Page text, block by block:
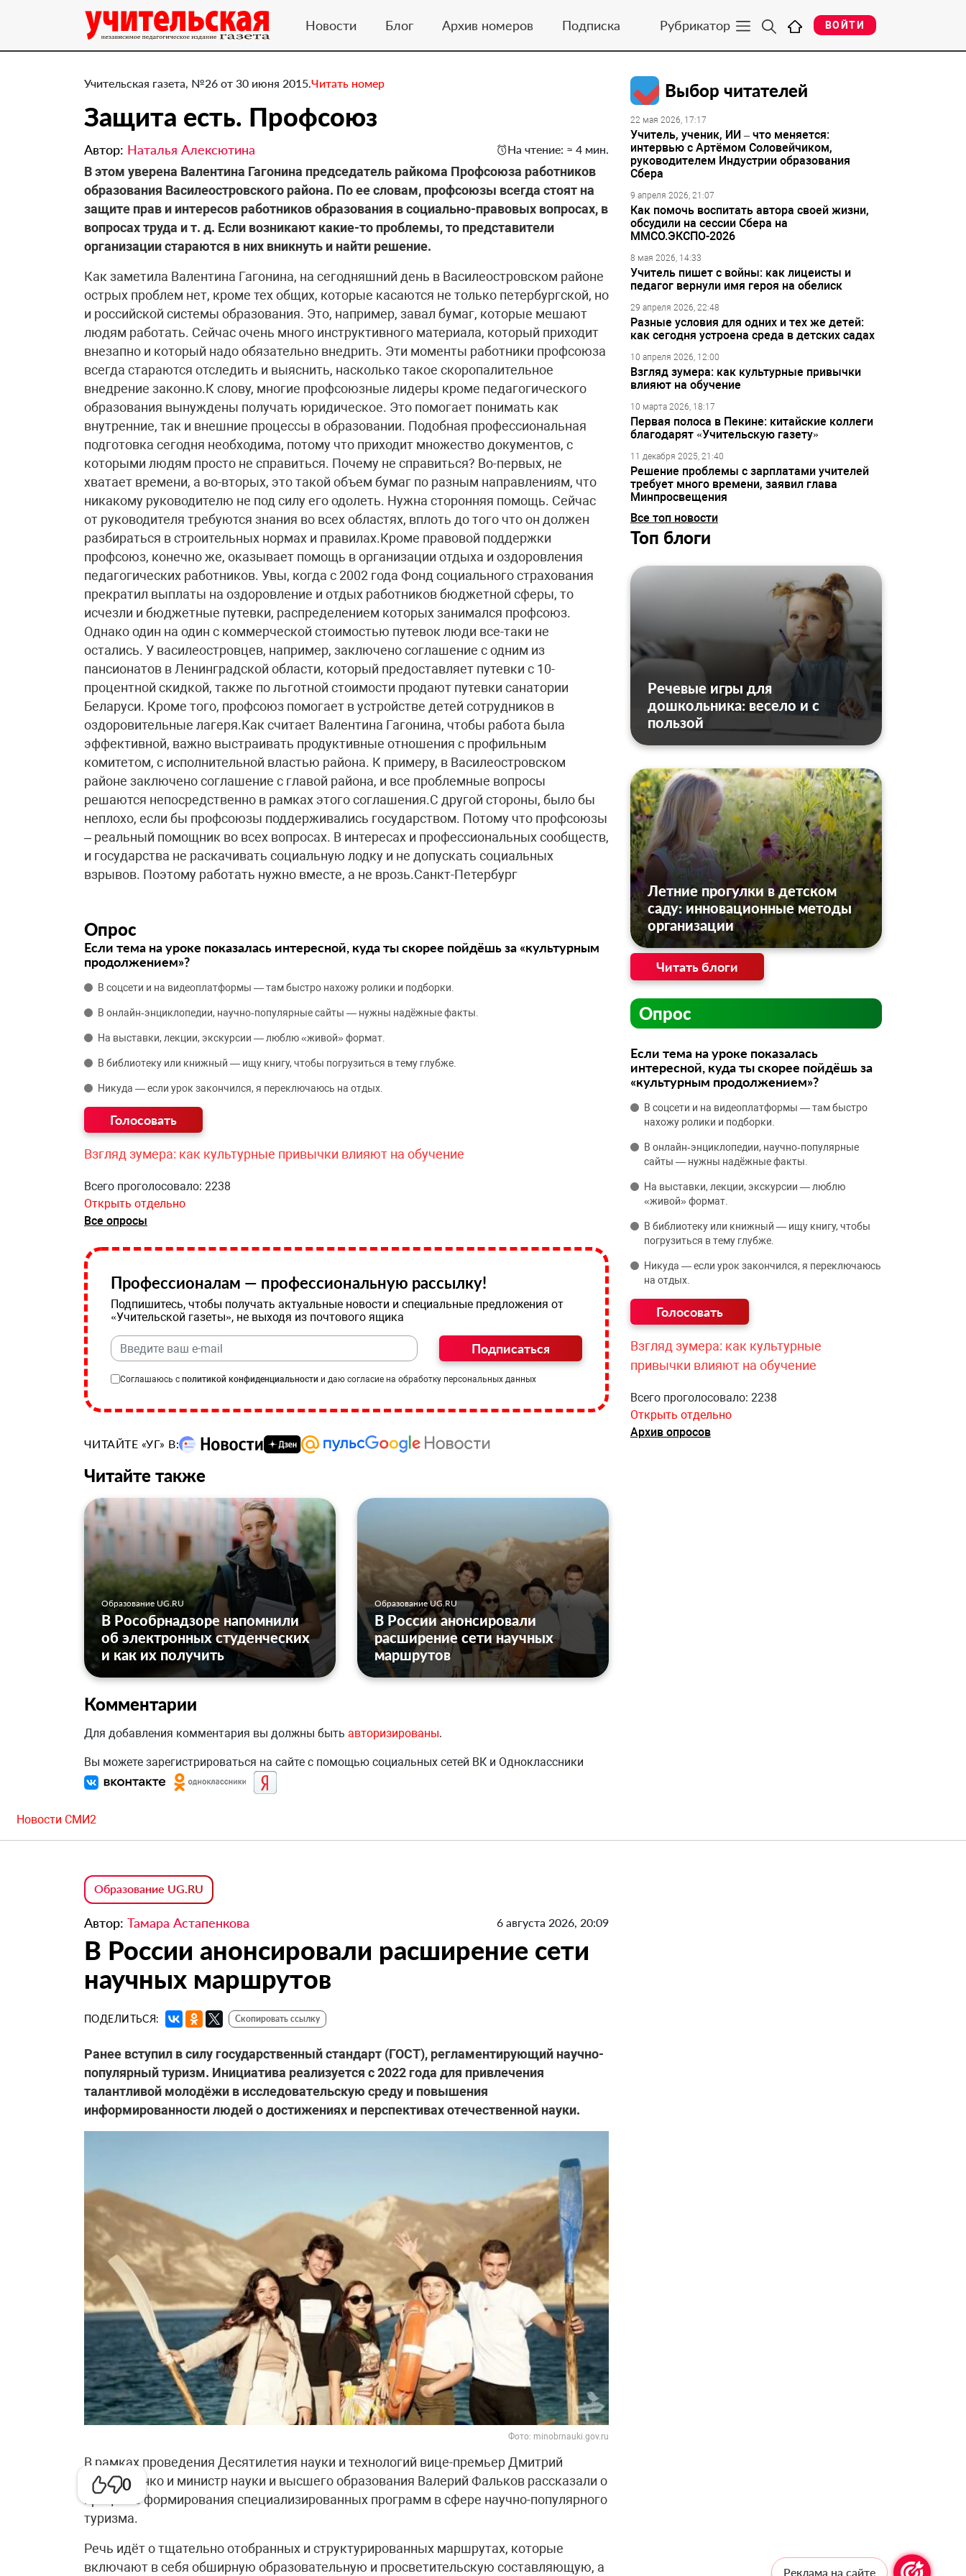
Новости Блог Архив номеров Подписка Рубрикатор ВОЙТИ
0
Учительская газета, №26 от 30 июня 2015.Читать номер
Защита есть. ​Профсоюз
Автор: Наталья Алексютина На чтение: ≈ 4 мин.
В этом уверена Валентина Гагонина председатель райкома Профсоюза работников
образования Василеостровского района. По ее словам, профсоюзы всегда стоят на
защите прав и интересов работников образования в социально-правовых вопросах, в
вопросах труда и т. д. Если возникают какие-то проблемы, то представители
организации стараются в них вникнуть и найти решение.
Как заметила Валентина Гагонина, на сегодняшний день в Василеостровском районе
острых проблем нет, кроме тех общих, которые касаются не только петербургской, но
и российской системы образования. Это, например, завал бумаг, которые мешают
людям работать. Сейчас очень много инструктивного материала, который приходит
внезапно и который надо обязательно внедрить. Эти моменты работники профсоюза
всегда стараются отследить и выяснить, насколько такое скоропалительное
внедрение законно.К слову, многие профсоюзные лидеры кроме педагогического
образования вынуждены получать юридическое. Это помогает понимать как
внутренние, так и внешние процессы в образовании. Подобная профессиональная
подготовка сегодня необходима, потому что приходит множество документов, с
которыми людям просто не справиться. Почему не справиться? Во-первых, не
хватает времени, а во-вторых, это такой объем бумаг по разным направлениям, что
никакому руководителю не под силу его одолеть. Нужна сторонняя помощь. Сейчас
от руководителя требуются знания во всех областях, вплоть до того что он должен
разбираться в строительных нормах и правилах.Кроме правовой поддержки
профсоюз, конечно же, оказывает помощь в организации отдыха и оздоровления
педагогических работников. Увы, когда с 2002 года Фонд социального страхования
прекратил выплаты на оздоровление и отдых работников бюджетной сферы, то
исчезли и бюджетные путевки, распределением которых занимался профсоюз.
Однако один на один с коммерческой стоимостью путевок люди все-таки не
остались. У василеостровцев, например, заключено соглашение с одним из
пансионатов в Ленинградской области, который предоставляет путевки с 10-
процентной скидкой, также по льготной стоимости продают путевки санатории
Беларуси. Кроме того, профсоюз помогает в устройстве детей сотрудников в
оздоровительные лагеря.Как считает Валентина Гагонина, чтобы работа была
эффективной, важно выстраивать продуктивные отношения с профильным
комитетом, с исполнительной властью района. К примеру, в Василеостровском
районе заключено соглашение с главой района, и все проблемные вопросы
решаются непосредственно в рамках этого соглашения.С другой стороны, было бы
неплохо, если бы профсоюзы поддерживались государством. Потому что профсоюзы
– реальный помощник во всех вопросах. В интересах и профессиональных сообществ,
и государства не раскачивать социальную лодку и не допускать социальных
взрывов. Поэтому работать нужно вместе, а не врозь.Санкт-Петербург
Опрос
Если тема на уроке показалась интересной, куда ты скорее пойдёшь за «культурным
продолжением»?
В соцсети и на видеоплатформы — там быстро нахожу ролики и подборки.
В онлайн‑энциклопедии, научно‑популярные сайты — нужны надёжные факты.
На выставки, лекции, экскурсии — люблю «живой» формат.
В библиотеку или книжный — ищу книгу, чтобы погрузиться в тему глубже.
Никуда — если урок закончился, я переключаюсь на отдых.
Взгляд зумера: как культурные привычки влияют на обучение
Всего проголосовало: 2238
Открыть отдельно
Все опросы
Профессионалам — профессиональную рассылку!
Подпишитесь, чтобы получать актуальные новости и специальные предложения от
«Учительской газеты», не выходя из почтового ящика
Подписаться
Соглашаюсь с политикой конфиденциальности и даю согласие на обработку персональных данных
ЧИТАЙТЕ «УГ» В:
Читайте также
Образование UG.RU
В Рособрнадзоре напомнили
об электронных студенческих
и как их получить
Образование UG.RU
В России анонсировали
расширение сети научных
маршрутов
Комментарии
Для добавления комментария вы должны быть авторизированы.
Вы можете зарегистрироваться на сайте с помощью социальных сетей ВК и Одноклассники
Выбор читателей
22 мая 2026, 17:17
Учитель, ученик, ИИ – что меняется:
интервью с Артёмом Соловейчиком,
руководителем Индустрии образования
Сбера
9 апреля 2026, 21:07
Как помочь воспитать автора своей жизни,
обсудили на сессии Сбера на
ММСО.ЭКСПО-2026
8 мая 2026, 14:33
Учитель пишет с войны: как лицеисты и
педагог вернули имя героя на обелиск
29 апреля 2026, 22:48
Разные условия для одних и тех же детей:
как сегодня устроена среда в детских садах
10 апреля 2026, 12:00
Взгляд зумера: как культурные привычки
влияют на обучение
10 марта 2026, 18:17
Первая полоса в Пекине: китайские коллеги
благодарят «Учительскую газету»
11 декабря 2025, 21:40
Решение проблемы с зарплатами учителей
требует много времени, заявил глава
Минпросвещения
Все топ новости
Топ блоги
Речевые игры для
дошкольника: весело и с
пользой
Летние прогулки в детском
саду: инновационные методы
организации
Читать блоги
Опрос
Если тема на уроке показалась
интересной, куда ты скорее пойдёшь за
«культурным продолжением»?
В соцсети и на видеоплатформы — там быстро
нахожу ролики и подборки.
В онлайн‑энциклопедии, научно‑популярные
сайты — нужны надёжные факты.
На выставки, лекции, экскурсии — люблю
«живой» формат.
В библиотеку или книжный — ищу книгу, чтобы
погрузиться в тему глубже.
Никуда — если урок закончился, я переключаюсь
на отдых.
Взгляд зумера: как культурные
привычки влияют на обучение
Всего проголосовало: 2238
Открыть отдельно
Архив опросов
Новости СМИ2
Образование UG.RU
Автор: Тамара Астапенкова 6 августа 2026, 20:09
В России анонсировали расширение сети
научных маршрутов
ПОДЕЛИТЬСЯ: Скопировать ссылку
Ранее вступил в силу государственный стандарт (ГОСТ), регламентирующий научно-
популярный туризм. Инициатива реализуется с 2022 года для привлечения
талантливой молодёжи в исследовательскую среду и повышения
информированности людей о достижениях и перспективах отечественной науки.
Фото: minobrnauki.gov.ru
В рамках проведения Десятилетия науки и технологий вице-премьер Дмитрий
Чернышенко и министр науки и высшего образования Валерий Фальков рассказали о
процессе формирования специализированных программ в сфере научно-популярного
туризма.
Речь идёт о тщательно отобранных и структурированных маршрутах, которые
включают в себя обширную образовательную и просветительскую составляющую, а
Реклама на сайте